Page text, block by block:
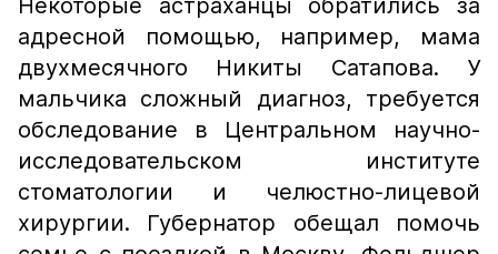
Некоторые астраханцы обратились за
адресной помощью, например, мама
двухмесячного Никиты Сатапова. У
мальчика сложный диагноз, требуется
обследование в Центральном научно-
исследовательском институте
стоматологии и челюстно-лицевой
хирургии. Губернатор обещал помочь